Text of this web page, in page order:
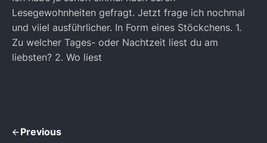
Lesegewohnheiten gefragt. Jetzt frage ich nochmal
und viiel ausführlicher. In Form eines Stöckchens. 1.
Zu welcher Tages- oder Nachtzeit liest du am
liebsten? 2. Wo liest
Previous